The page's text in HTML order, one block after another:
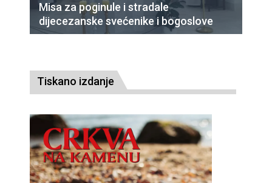
Misa za poginule i stradale
dijecezanske svećenike i bogoslove
Tiskano izdanje